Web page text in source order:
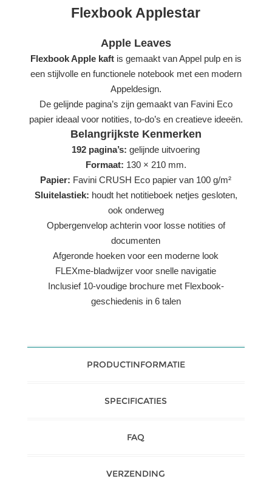
Flexbook Applestar
Apple Leaves
Flexbook Apple kaftis gemaakt van Appel pulp en is
een stijlvolle en functionele notebook met een modern
Appeldesign.
De gelijnde pagina’s zijn gemaakt van Favini Eco
papier ideaal voor notities, to-do’s en creatieve ideeën.
Belangrijkste Kenmerken
192 pagina’s: gelijnde uitvoering
Formaat: 130 × 210 mm.
Papier: Favini CRUSH Eco papier van 100 g/m²
Sluitelastiek: houdt het notitieboek netjes gesloten,
ook onderweg
Opbergenvelop achterin voor losse notities of
documenten
Afgeronde hoeken voor een moderne look
FLEXme-bladwijzer voor snelle navigatie
Inclusief 10-voudige brochure met Flexbook-
geschiedenis in 6 talen
PRODUCTINFORMATIE
SPECIFICATIES
FAQ
VERZENDING